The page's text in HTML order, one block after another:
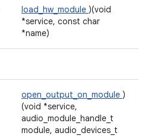
load_hw_module )(void
*service, const char
*name)
open_output_on_module )
(void *service,
audio_module_handle_t
module, audio_devices_t